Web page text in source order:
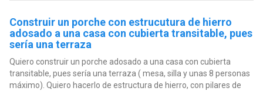
Construir un porche con estrucutura de hierro
adosado a una casa con cubierta transitable, pues
sería una terraza
Quiero construir un porche adosado a una casa con cubierta
transitable, pues sería una terraza ( mesa, silla y unas 8 personas
máximo). Quiero hacerlo de estructura de hierro, con pilares de